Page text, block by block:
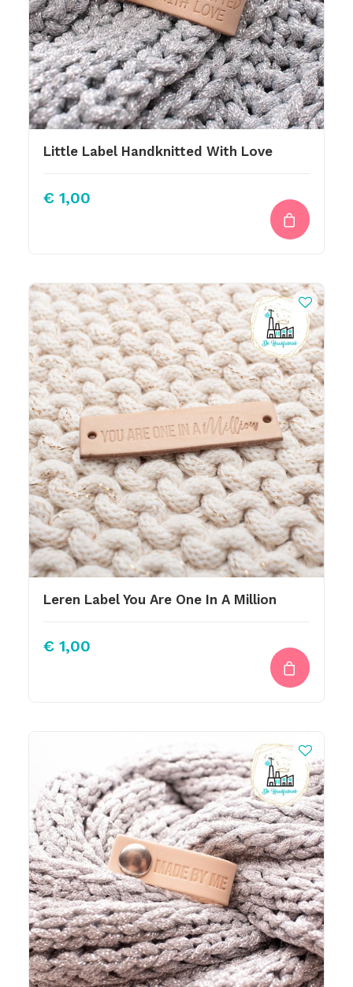
Little Label Handknitted With Love
€ 1,00
Leren Label You Are One In A Million
€ 1,00